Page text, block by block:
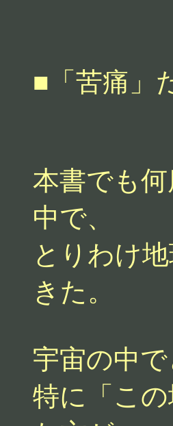
■「苦痛」
本書でも
中で、
とりわけ
きた。
宇宙の中
特に「こ